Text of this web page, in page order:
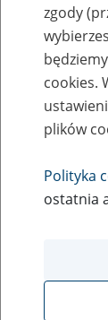
Profil
28
22:00 do 29
chwilowe
zgody
cookies.
plików
Polityka
ostatnia